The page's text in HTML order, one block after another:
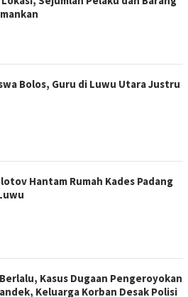
Bolos, Guru di Luwu Utara Justru
Hantam Rumah Kades Padang
Kasus Dugaan Pengeroyokan
Keluarga Korban Desak Polisi